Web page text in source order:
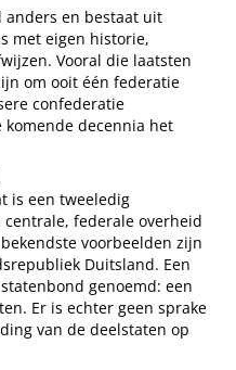
anders en bestaat uit
met eigen historie,
Vooral die laatsten
om ooit één federatie
confederatie
komende decennia het
is een tweeledig
federale overheid
voorbeelden zijn
Duitsland. Een
genoemd: een
Er is echter geen sprake
van de deelstaten op